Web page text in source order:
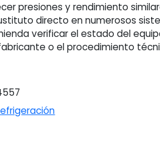
presiones y rendimiento
directo en numerosos
verificar el estado del
o el procedimiento